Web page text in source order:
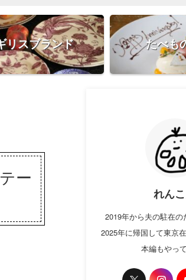
リスブランド たべも
ー
れん
2019年から夫の駐在の
2025年に帰国して東京
本編もやっ